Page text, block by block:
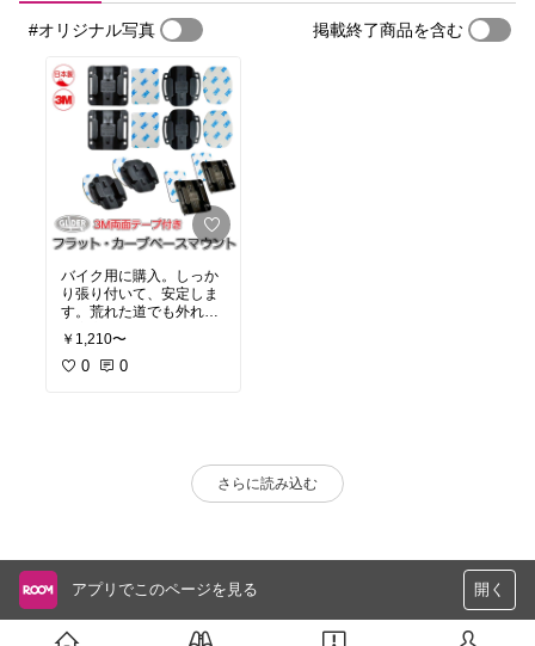
#オリジナル写真 掲載終了商品を含む
バイク用に購入。しっか
り張り付いて、安定しま
す。荒れた道でも外れな
い安心感が有ります。
￥1,210〜
0 0
さらに読み込む
アプリでこのページを見る 開く